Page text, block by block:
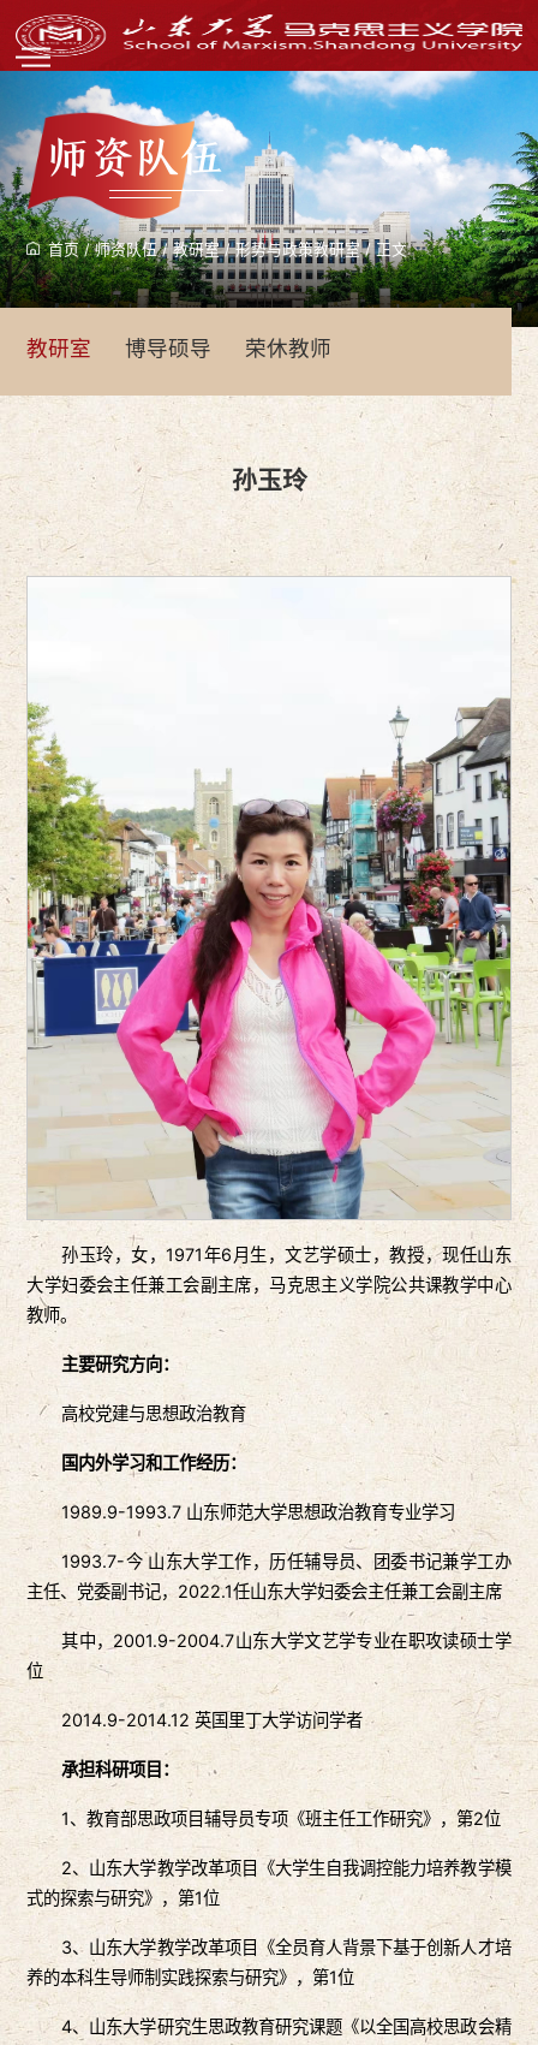
师资队伍
首页/师资队伍/教研室/形势与政策教研室/正文
教研室 博导硕导 荣休教师
孙玉玲
孙玉玲，女，1971年6月生，文艺学硕士，教授，现任山东
大学妇委会主任兼工会副主席，马克思主义学院公共课教学中心
教师。
主要研究方向：
高校党建与思想政治教育
国内外学习和工作经历：
1989.9-1993.7 山东师范大学思想政治教育专业学习
1993.7-今 山东大学工作，历任辅导员、团委书记兼学工办
主任、党委副书记，2022.1任山东大学妇委会主任兼工会副主席
其中，2001.9-2004.7山东大学文艺学专业在职攻读硕士学
位
2014.9-2014.12 英国里丁大学访问学者
承担科研项目：
1、教育部思政项目辅导员专项《班主任工作研究》，第2位
2、山东大学教学改革项目《大学生自我调控能力培养教学模
式的探索与研究》，第1位
3、山东大学教学改革项目《全员育人背景下基于创新人才培
养的本科生导师制实践探索与研究》，第1位
4、山东大学研究生思政教育研究课题《以全国高校思政会精